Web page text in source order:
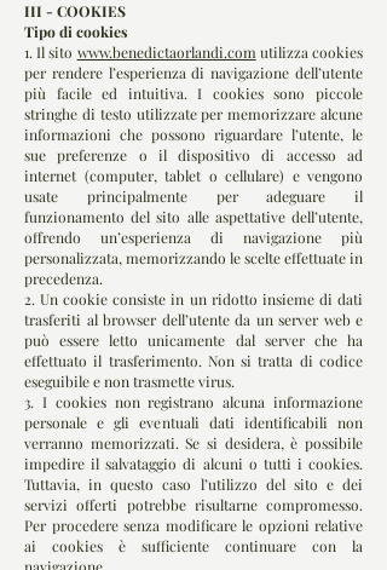
III - COOKIES
Tipo di cookies
1. Il sito www.benedictaorlandi.com utilizza cookies
per rendere l’esperienza di navigazione dell’utente
più facile ed intuitiva. I cookies sono piccole
stringhe di testo utilizzate per memorizzare alcune
informazioni che possono riguardare l’utente, le
sue preferenze o il dispositivo di accesso ad
internet (computer, tablet o cellulare) e vengono
usate principalmente per adeguare il
funzionamento del sito alle aspettative dell’utente,
offrendo un’esperienza di navigazione più
personalizzata, memorizzando le scelte effettuate in
precedenza.
2. Un cookie consiste in un ridotto insieme di dati
trasferiti al browser dell’utente da un server web e
può essere letto unicamente dal server che ha
effettuato il trasferimento. Non si tratta di codice
eseguibile e non trasmette virus.
3. I cookies non registrano alcuna informazione
personale e gli eventuali dati identificabili non
verranno memorizzati. Se si desidera, è possibile
impedire il salvataggio di alcuni o tutti i cookies.
Tuttavia, in questo caso l’utilizzo del sito e dei
servizi offerti potrebbe risultarne compromesso.
Per procedere senza modificare le opzioni relative
ai cookies è sufficiente continuare con la